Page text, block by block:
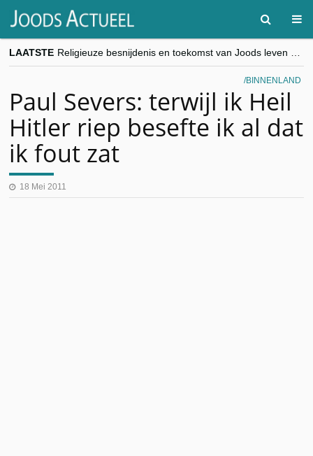
LAATSTE
“Besnijdenisdebat toont hoe moeilijk seculiere Westen minderheden begrijpt”, Jinnih Beels (Vooruit)
CITYTRIP | ROEMENIË – Boekarest: de verrassing van Oost-Europa
BINNENLAND
Paul Severs: terwijl ik Heil
Hitler riep besefte ik al dat
ik fout zat
18 Mei 2011